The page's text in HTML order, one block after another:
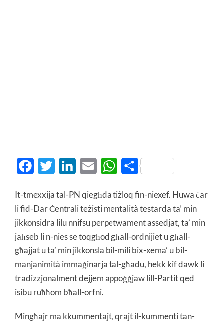
FacebookTwitter LinkedInEmail WhatsApp
Share
It-tmexxija tal-PN qiegħda tiżloq fin-niexef. Huwa ċar
li fid-Dar Ċentrali teżisti mentalità testarda ta’ min
jikkonsidra lilu nnifsu perpetwament assedjat, ta’ min
jaħseb li n-nies se toqgħod għall-ordnijiet u għall-
għajjat u ta’ min jikkonsla bil-mili bix-xema’ u bil-
manjanimità immaġinarja tal-għadu, hekk kif dawk li
tradizzjonalment dejjem appoġġjaw lill-Partit qed
isibu ruħħom bħall-orfni.
Mingħajr ma kkummentajt, qrajt il-kummenti tan-